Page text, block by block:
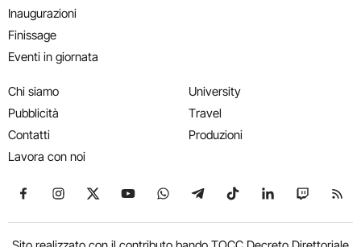
Inaugurazioni
Finissage
Eventi in giornata
Chi siamo
Pubblicità
Contatti
Lavora con noi
University
Travel
Produzioni
Seguici su Facebook
Seguici su Instagram
Seguici su X
Seguici su YouTube
Seguici su WhatsApp
Seguici su Telegram
Seguici su TikTok
Seguici su
Seguici